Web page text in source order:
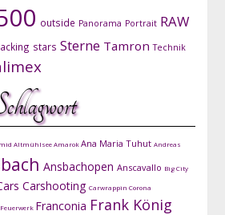
outside Panorama Portrait RAW
stars Sterne Tamron Technik
AltmühlseeAmarokAna Maria Tuhut Andreas
Ansbachopen Anscavallo Big City
Carshooting Carwrappin Corona
Feuerwerk Franconia Frank König